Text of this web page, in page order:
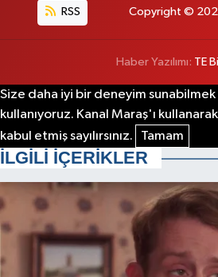
RSS Copyright ©
Haber Yazılımı: TE
Size daha iyi bir deneyim
kullanıyoruz. Kanal Maraş'ı
kabul etmiş sayılırsınız.
Tamam